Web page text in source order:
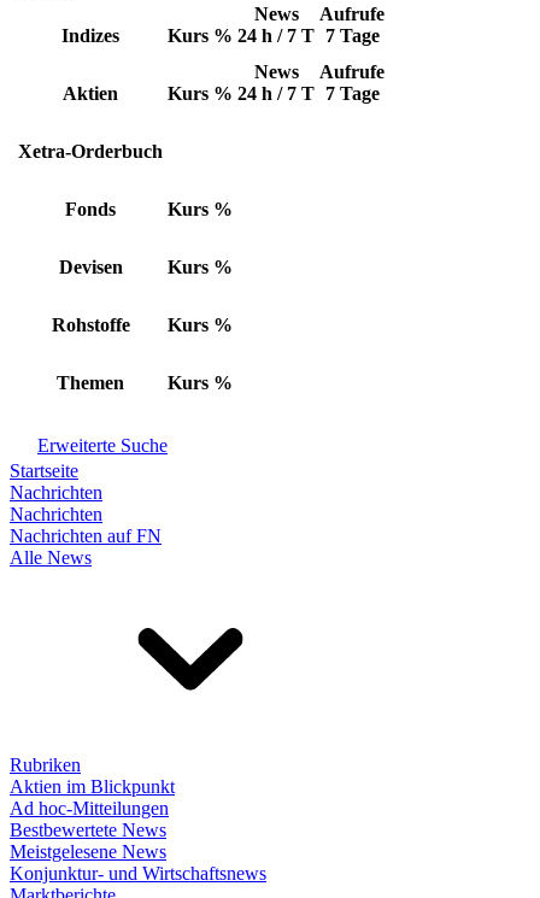
Indizes Kurs %
News
24 h / 7 T
Aufrufe
7 Tage
Aktien Kurs %
News
24 h / 7 T
Aufrufe
7 Tage
Xetra-Orderbuch
Fonds Kurs %
Devisen Kurs %
Rohstoffe Kurs %
Themen Kurs %
Erweiterte Suche
Startseite
Nachrichten
Nachrichten
Nachrichten auf FN
Alle News
Rubriken
Aktien im Blickpunkt
Ad hoc-Mitteilungen
Bestbewertete News
Meistgelesene News
Konjunktur- und Wirtschaftsnews